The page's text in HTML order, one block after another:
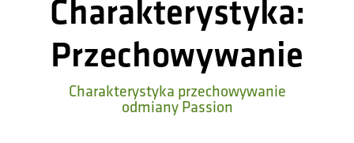
Charakterystyka:
Przechowywanie
Charakterystyka przechowywanie
odmiany Passion